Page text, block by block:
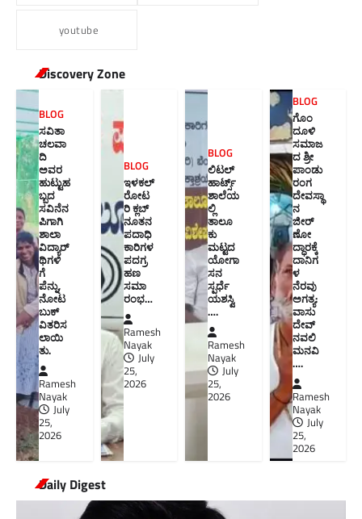
youtube
Discovery Zone
BLOG
ಸವಿತಾ
ಚಲವಾ
ದಿ
ಅವರ
ಹುಟ್ಟುಹ
ಬ್ಬದ
ಸವಿನೆನ
ಪಿಗಾಗಿ
ಶಾಲಾ
ವಿದ್ಯಾರ್
ಥಿಗಳಿ
ಗೆ
ಪೆನ್ನು,
ನೋಟ
ಬುಕ್
ವಿತರಿಸ
ಲಾಯಿ
ತು.
Ramesh
Nayak
July
25,
2026
BLOG
ಇಳಕಲ್
ರೋಟ
ರಿ ಕ್ಲಬ್
ನೂತನ‌
ಪದಾಧಿ
ಕಾರಿಗಳ
ಪದಗ್ರ
ಹಣ
ಸಮಾ
ರಂಭ…
Ramesh
Nayak
July
25,
2026
BLOG
ಲಿಟಲ್
ಹಾರ್ಟ್ಸ್
ಶಾಲೆಯ
ಲ್ಲಿ
ತಾಲೂ
ಕು
ಮಟ್ಟದ
ಯೋಗಾ
ಸನ
ಸ್ಪರ್ಧೆ
ಯಶಸ್ವಿ
….
Ramesh
Nayak
July
25,
2026
BLOG
ಗೊಂ
ದೂಳಿ
ಸಮಾಜ
ದ ಶ್ರೀ
ಪಾಂಡು
ರಂಗ
ದೇವಸ್ಥಾ
ನ
ಜೀರ್
ಣೋ
ದ್ಧಾರಕ್ಕೆ
ದಾನಿಗ
ಳ
ನೆರವು
ಅಗತ್ಯ:
ವಾಸು
ದೇವ್
ನವಲಿ
ಮನವಿ​
….
Ramesh
Nayak
July
25,
2026
Daily Digest